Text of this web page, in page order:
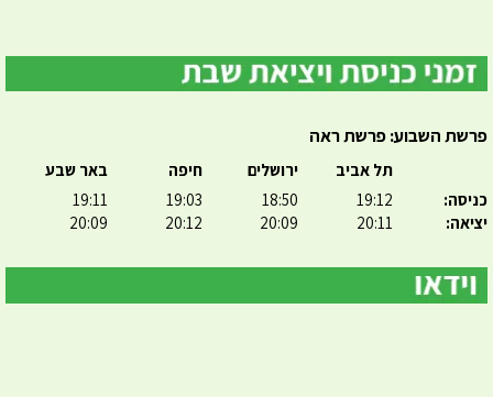
פרשת השבוע: פרשת ראה
כניסה:
יציאה:
תל אביב
19:12
20:11
ירושלים
18:50
20:09
חיפה
19:03
20:12
באר שבע
19:11
20:09